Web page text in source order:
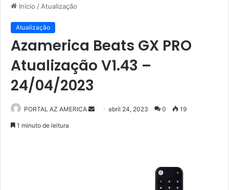
Início / Atualização
Atualização
Azamerica Beats GX PRO
Atualização V1.43 –
24/04/2023
PORTAL AZ AMERICA abril 24, 2023 0 19
1 minuto de leitura